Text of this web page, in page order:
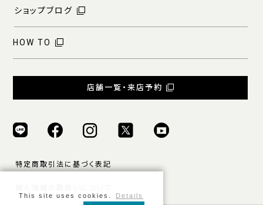
ショップブログ
HOW TO
店舗一覧・来店予約
特定商取引法に基づく表記
This site uses cookies. Details